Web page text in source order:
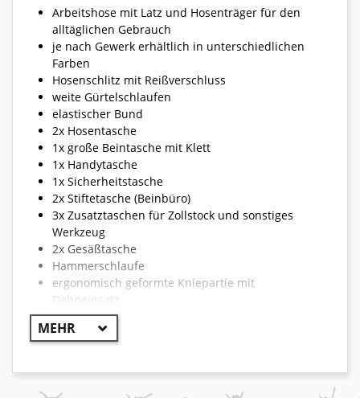
Arbeitshose mit Latz und Hosenträger für den
alltäglichen Gebrauch
je nach Gewerk erhältlich in unterschiedlichen
Farben
Hosenschlitz mit Reißverschluss
weite Gürtelschlaufen
elastischer Bund
2x Hosentasche
1x große Beintasche mit Klett
1x Handytasche
1x Sicherheitstasche
2x Stiftetasche (Beinbüro)
3x Zusatztaschen für Zollstock und sonstiges
Werkzeug
2x Gesäßtasche
Hammerschlaufe
ergonomisch geformte Kniepartie mit
Dehneinsatz
Kniepolstertaschen mit Klett
sichtbares Engelbert Strauss Logo